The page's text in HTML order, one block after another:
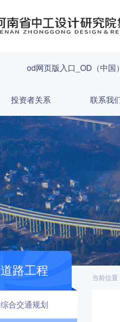
od网页版入口_OD（中国
投资者关系 联系我
道路工程
综合交通规划
当前位